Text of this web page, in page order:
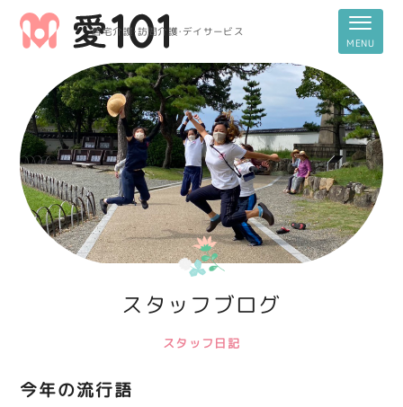
居宅介護・訪問介護・デイサービス
スタッフブログ
スタッフ日記
今年の流行語